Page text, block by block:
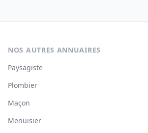
NOS AUTRES ANNUAIRES
Paysagiste
Plombier
Maçon
Menuisier